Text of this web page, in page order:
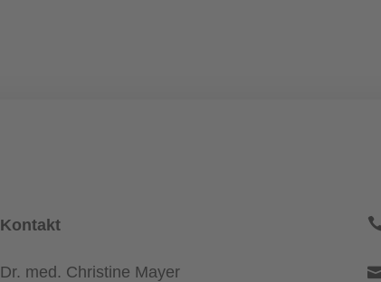
Kontakt
Dr. med. Christine Mayer